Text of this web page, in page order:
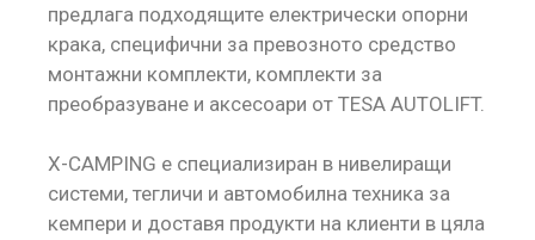
предлага подходящите електрически опорни
крака, специфични за превозното средство
монтажни комплекти, комплекти за
преобразуване и аксесоари от TESA AUTOLIFT.
X-CAMPING е специализиран в нивелиращи
системи, тегличи и автомобилна техника за
кемпери и доставя продукти на клиенти в цяла